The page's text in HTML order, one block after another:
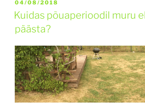
04/08/2018
Kuidas põuaperioodil muru
päästa?